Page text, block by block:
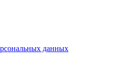
данных